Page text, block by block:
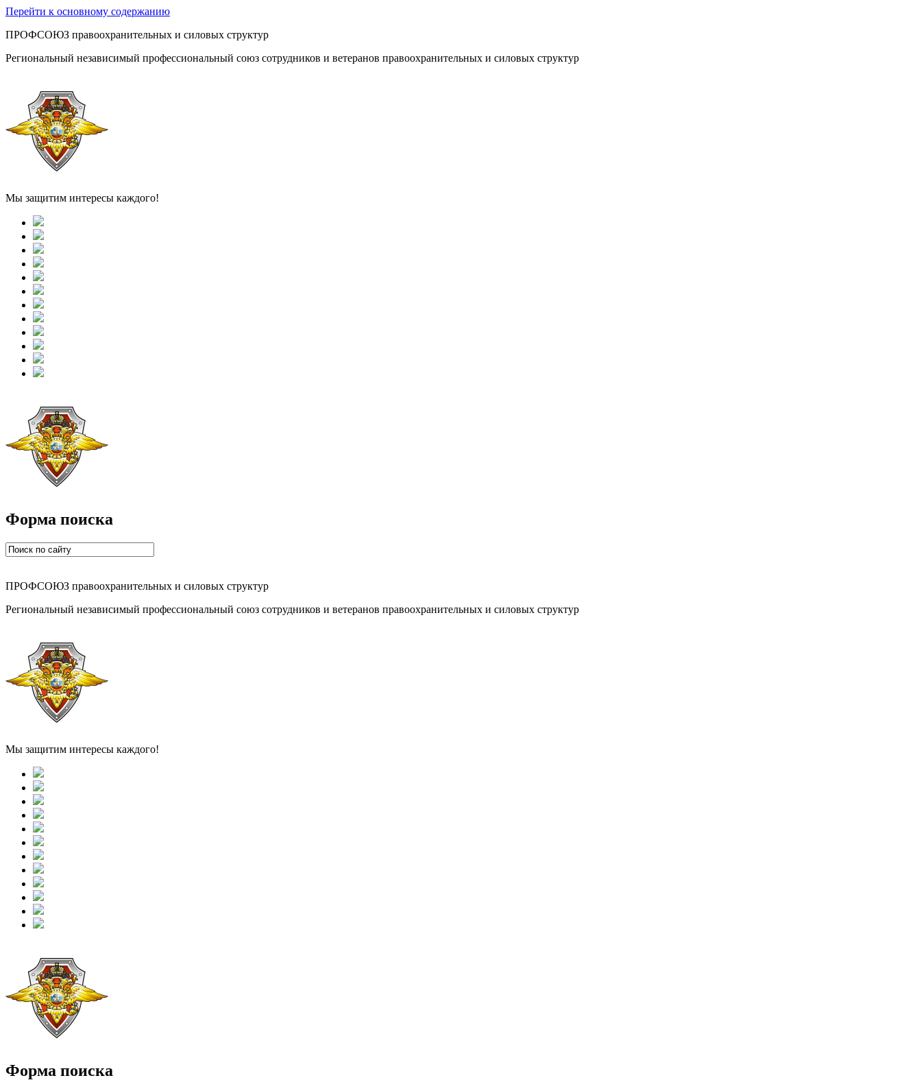
Перейти к основному содержанию
ПРОФСОЮЗ правоохранительных и силовых структур
Региональный независимый профессиональный союз сотрудников и ветеранов правоохранительных и силовых структур
Мы защитим интересы каждого!
Форма поиска
ПРОФСОЮЗ правоохранительных и силовых структур
Региональный независимый профессиональный союз сотрудников и ветеранов правоохранительных и силовых структур
Мы защитим интересы каждого!
Форма поиска